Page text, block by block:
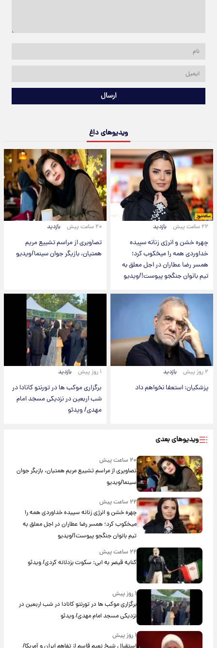
ارسال
ویدیوهای داغ
۲۲ ساعت پیش بازدید
چهره خشن و انرژی زنانه سپیده
خداوردی همه را میخکوب کرد؛
همسر رضا عطاران در اجل معلق به
تیم بانوان جنگجو پیوست!/ویدیو
۲۰ ساعت پیش بازدید
تصاویری از مراسم تشییع مریم
همتیان، بازیگر جوان سینما/ویدیو
۲ روز پیش بازدید
پزشکیان: استعفا نخواهم داد
۱ روز پیش بازدید
برگزاری موکب ها در تورنتو کانادا در
شب اربعین در نزدیکی مسجد امام
مهدی/ ویدئو
ویدیوهای بعدی
۲۰ ساعت پیش
تصاویری از مراسم تشییع مریم همتیان، بازیگر جوان
سینما/ویدیو
۲۲ ساعت پیش
چهره خشن و انرژی زنانه سپیده خداوردی همه را
میخکوب کرد؛ همسر رضا عطاران در اجل معلق به
تیم بانوان جنگجو پیوست!/ویدیو
۲۲ ساعت پیش
کنایه قیصر به ابی: سکوت بزدلانه کردی/ ویدئو
۱ روز پیش
برگزاری موکب ها در تورنتو کانادا در شب اربعین در
نزدیکی مسجد امام مهدی/ ویدئو
۱ روز پیش